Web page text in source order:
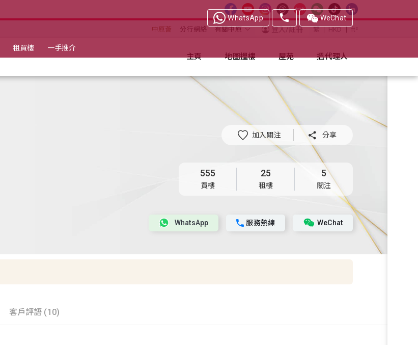
中原薈 分行網絡 有關中原 登入/註冊 繁 HKD ft²
主頁 地圖搵樓 屋苑 搵代理人
加入關注  分享
555
買樓
25
租樓
5
關注
WeChat
服務熱線
WhatsApp
客戶評語 (10)
WhatsApp WeChat
租買樓 一手推介